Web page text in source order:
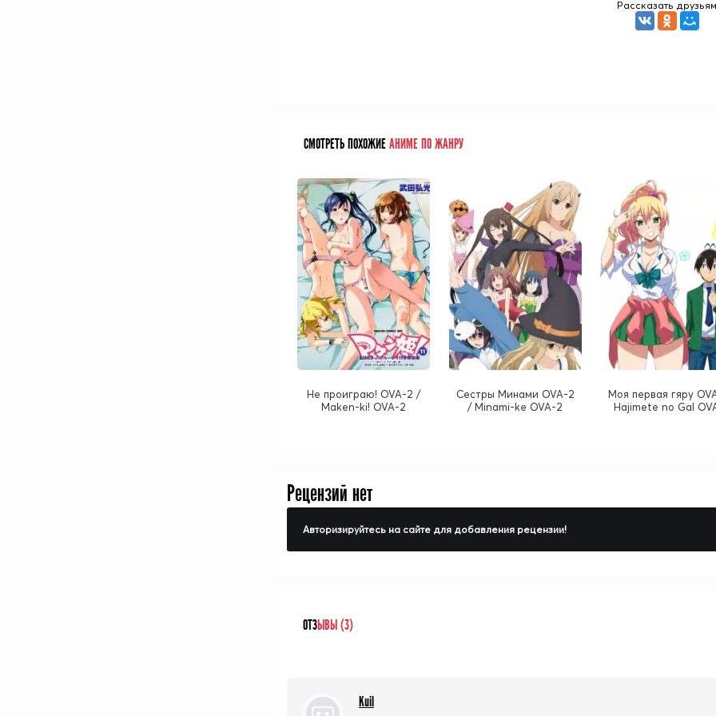
Рассказать друзьям
СМОТРЕТЬ ПОХОЖИЕАНИМЕ ПО ЖАНРУ
Не проиграю! OVA-2 /
Maken-ki! OVA-2
Сестры Минами OVA-2
/ Minami-ke OVA-2
Моя первая гяру
Hajimete no Gal
Рецензий нет
Авторизируйтесь на сайте для добавления рецензии!
ОТЗЫВЫ (3)
Kuil